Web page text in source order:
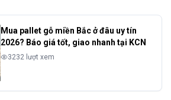
Mua pallet gỗ miền Bắc ở đâu uy tín
2026? Báo giá tốt, giao nhanh tại KCN
3232 lượt xem